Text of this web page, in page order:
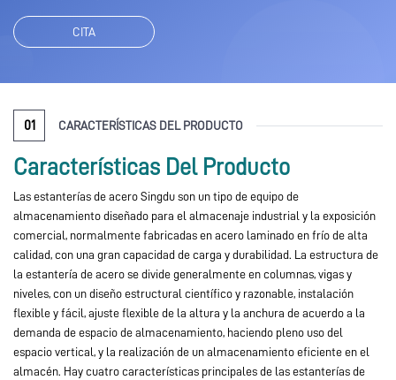
CITA
01 CARACTERÍSTICAS DEL PRODUCTO
Características Del Producto
Las estanterías de acero Singdu son un tipo de equipo de
almacenamiento diseñado para el almacenaje industrial y la exposición
comercial, normalmente fabricadas en acero laminado en frío de alta
calidad, con una gran capacidad de carga y durabilidad. La estructura de
la estantería de acero se divide generalmente en columnas, vigas y
niveles, con un diseño estructural científico y razonable, instalación
flexible y fácil, ajuste flexible de la altura y la anchura de acuerdo a la
demanda de espacio de almacenamiento, haciendo pleno uso del
espacio vertical, y la realización de un almacenamiento eficiente en el
almacén. Hay cuatro características principales de las estanterías de